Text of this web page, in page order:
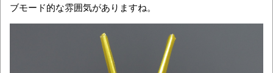
ブモード的な雰囲気がありますね。